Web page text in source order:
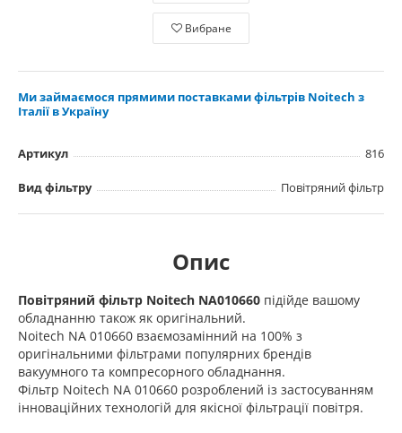
Вибране
Ми займаємося прямими поставками фільтрів Noitech з
Італії в Україну
Артикул 816
Вид фільтру Повітряний фільтр
Опис
Повітряний фільтр Noitech NA010660 підійде вашому
обладнанню також як оригінальний.
Noitech NA 010660 взаємозамінний на 100% з
оригінальними фільтрами популярних брендів
вакуумного та компресорного обладнання.
Фільтр Noitech NA 010660 розроблений із застосуванням
інноваційних технологій для якісної фільтрації повітря.